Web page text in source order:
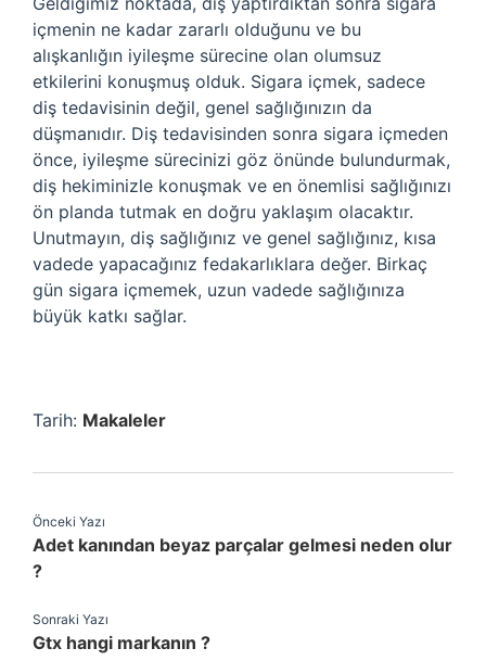
içmenin ne kadar zararlı olduğunu ve bu
alışkanlığın iyileşme sürecine olan olumsuz
etkilerini konuşmuş olduk. Sigara içmek, sadece
diş tedavisinin değil, genel sağlığınızın da
düşmanıdır. Diş tedavisinden sonra sigara içmeden
önce, iyileşme sürecinizi göz önünde bulundurmak,
diş hekiminizle konuşmak ve en önemlisi sağlığınızı
ön planda tutmak en doğru yaklaşım olacaktır.
Unutmayın, diş sağlığınız ve genel sağlığınız, kısa
vadede yapacağınız fedakarlıklara değer. Birkaç
gün sigara içmemek, uzun vadede sağlığınıza
büyük katkı sağlar.
Tarih: Makaleler
Önceki Yazı
Adet kanından beyaz parçalar gelmesi neden olur
?
Sonraki Yazı
Gtx hangi markanın ?